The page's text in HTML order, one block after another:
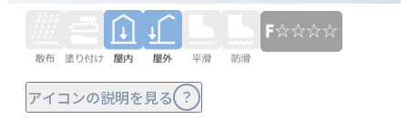
アイコンの説明を見る